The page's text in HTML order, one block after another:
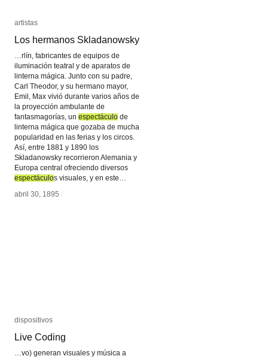
artistas
Los hermanos Skladanowsky
…rlín, fabricantes de equipos de
iluminación teatral y de aparatos de
linterna mágica. Junto con su padre,
Carl Theodor, y su hermano mayor,
Emil, Max vivió durante varios años de
la proyección ambulante de
fantasmagorías, un espectáculo de
linterna mágica que gozaba de mucha
popularidad en las ferias y los circos.
Así, entre 1881 y 1890 los
Skladanowsky recorrieron Alemania y
Europa central ofreciendo diversos
espectáculos visuales, y en este…
abril 30, 1895 /
artistas
Los hermanos Skladanowsky
espectáculo
espectáculo
abril 30, 1895 /
dispositivos
Live Coding
…vo) generan visuales y música a
dispositivos
Live Coding